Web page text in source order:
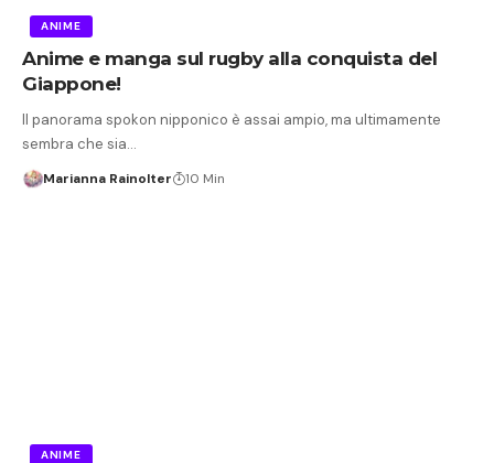
ANIME
Anime e manga sul rugby alla conquista del
Giappone!
Il panorama spokon nipponico è assai ampio, ma ultimamente
sembra che sia…
Marianna Rainolter 10 Min
ANIME